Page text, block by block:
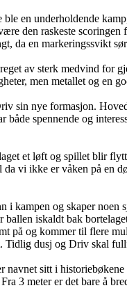
en underholdende
den raskeste
da en markeringssvikt
av sterk medvind for
men metallet og en
sin nye formasjon.
spennende og
et løft og spillet blir
vi ikke er våken på en
i kampen og skaper
iskaldt bak
på og kommer til flere
Tidlig dusj og Driv skal
navnet sitt i
3 meter er det bare å